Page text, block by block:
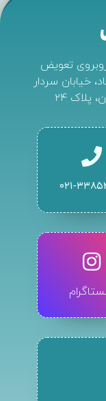
(روبروی تعویض
خیابان سردار
پلاک ۲۴